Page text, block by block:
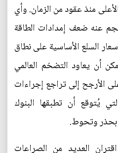
منذ عقود من الزمان. وأي
عنه ضعف إمدادات الطاقة
السلع الأساسية على نطاق
أن يعاود التضخم العالمي
الأرجح إلى تراجع إجراءات
يُتوقع أن تطبقها البنوك
بحذر وتحوط.
العديد من الصراعات